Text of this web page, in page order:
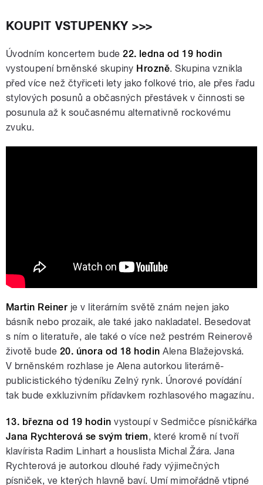
KOUPIT VSTUPENKY >>>
Úvodním koncertem bude22. ledna od 19 hodin
vystoupení brněnské skupiny Hrozně. Skupina vznikla
před více než čtyřiceti lety jako folkové trio, ale přes řadu
stylových posunů a občasných přestávek v činnosti se
posunula až k současnému alternativně rockovému
zvuku.
Martin Reiner je v literárním světě znám nejen jako
básník nebo prozaik, ale také jako nakladatel. Besedovat
s ním o literatuře, ale také o více než pestrém Reinerově
životě bude 20. února od 18 hodin Alena Blažejovská.
V brněnském rozhlase je Alena autorkou literárně-
publicistického týdeníku Zelný rynk. Únorové povídání
tak bude exkluzivním přídavkem rozhlasového magazínu.
13. března od 19 hodin vystoupí v Sedmičce písničkářka
Jana Rychterová se svým triem, které kromě ní tvoří
klavírista Radim Linhart a houslista Michal Žára. Jana
Rychterová je autorkou dlouhé řady výjimečných
písniček, ve kterých hlavně baví. Umí mimořádně vtipné